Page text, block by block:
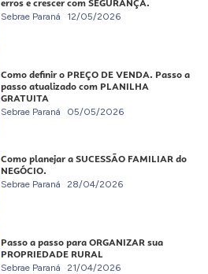
erros e crescer com SEGURANÇA.
Sebrae Paraná 12/05/2026
Como definir o PREÇO DE VENDA. Passo a
passo atualizado com PLANILHA
GRATUITA
Sebrae Paraná 05/05/2026
Como planejar a SUCESSÃO FAMILIAR do
NEGÓCIO.
Sebrae Paraná 28/04/2026
Passo a passo para ORGANIZAR sua
PROPRIEDADE RURAL
Sebrae Paraná 21/04/2026